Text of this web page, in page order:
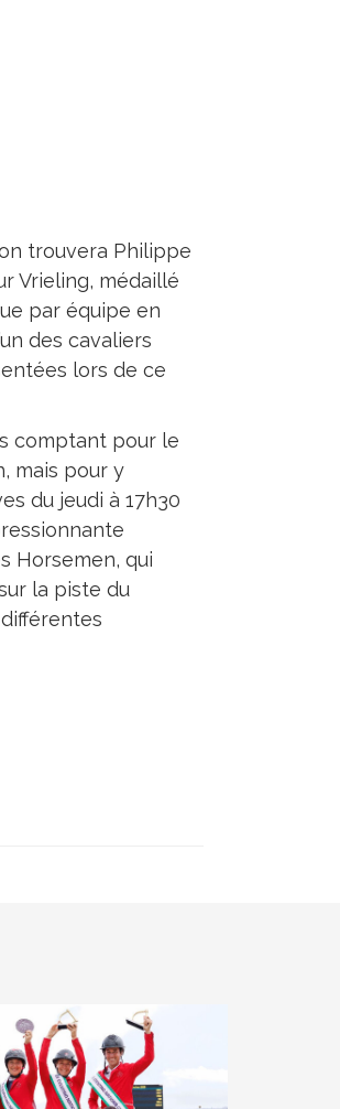
trouvera Philippe
Vrieling, médaillé
par équipe en
des cavaliers
lors de ce
comptant pour le
mais pour y
du jeudi à 17h30
Horsemen, qui
la piste du